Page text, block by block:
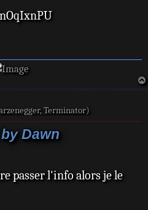
matin, il est lui-
libéré de la
explication, en
pleine forêt.
Terminator)
Dawn
passer l'info alors je le